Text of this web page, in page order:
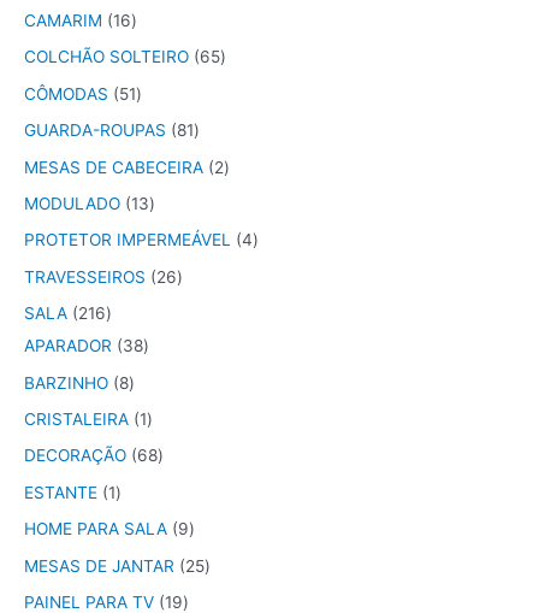
CAMARIM
16
COLCHÃO SOLTEIRO
65
CÔMODAS
51
GUARDA-ROUPAS
81
MESAS DE CABECEIRA
2
MODULADO 13
PROTETOR IMPERMEÁVEL
4
TRAVESSEIROS
26
SALA
216
APARADOR
38
BARZINHO
8
CRISTALEIRA 1
DECORAÇÃO
68
ESTANTE 1
HOME PARA SALA
9
MESAS DE JANTAR
25
PAINEL PARA TV 19